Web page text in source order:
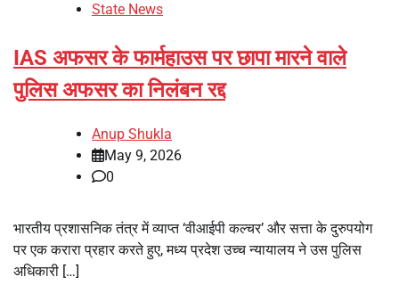
State News
IAS अफसर के फार्महाउस पर छापा मारने वाले
पुलिस अफसर का निलंबन रद्द
Anup Shukla
May 9, 2026
0
भारतीय प्रशासनिक तंत्र में व्याप्त ‘वीआईपी कल्चर’ और सत्ता के दुरुपयोग
पर एक करारा प्रहार करते हुए, मध्य प्रदेश उच्च न्यायालय ने उस पुलिस
अधिकारी […]